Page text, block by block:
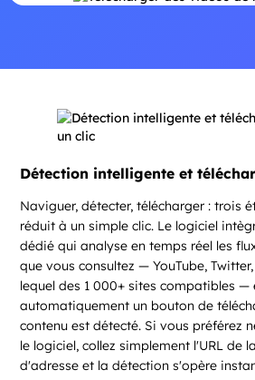
Détection intelligente et
Naviguer, détecter, télécharger : trois
réduit à un simple clic. Le logiciel
dédié qui analyse en temps réel les
que vous consultez — YouTube,
lequel des 1 000+ sites compatibles —
automatiquement un bouton de
contenu est détecté. Si vous préférez
le logiciel, collez simplement l'URL de
d'adresse et la détection s'opère